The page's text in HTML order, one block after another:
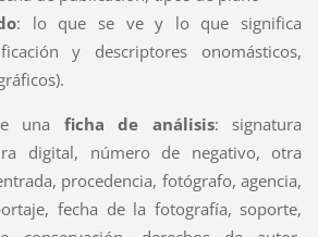
: lo que se ve y lo que significa
y descriptores onomásticos,
una ficha de análisis: signatura
digital, número de negativo, otra
procedencia, fotógrafo, agencia,
fecha de la fotografía, soporte,